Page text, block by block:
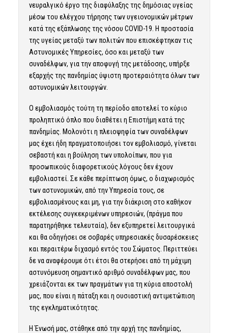
νευραλγικό έργο της διαφύλαξης της δημόσιας υγείας
μέσω του ελέγχου τήρησης των υγειονομικών μέτρων
κατά της εξάπλωσης της νόσου COVID-19. Η προστασία
της υγείας μεταξύ των πολιτών που επισκέφτηκαν τις
Αστυνομικές Υπηρεσίες, όσο και μεταξύ των
συναδέλφων, για την αποφυγή της μετάδοσης, υπήρξε
εξαρχής της πανδημίας ύψιστη προτεραιότητα όλων των
αστυνομικών λειτουργών.
Ο εμβολιασμός τούτη τη περίοδο αποτελεί το κύριο
προληπτικό όπλο που διαθέτει η Επιστήμη κατά της
πανδημίας. Μολονότι η πλειοψηφία των συναδέλφων
μας έχει ήδη πραγματοποιήσει τον εμβολιασμό, γίνεται
σεβαστή και η βούληση των υπολοίπων, που για
προσωπικούς διαφορετικούς λόγους δεν έχουν
εμβολιαστεί. Σε κάθε περίπτωση όμως, ο διαχωρισμός
των αστυνομικών, από την Υπηρεσία τους, σε
εμβολιασμένους και μη, για την διάκριση στο καθήκον
εκτέλεσης συγκεκριμένων υπηρεσιών, (πράγμα που
παρατηρήθηκε τελευταία), δεν εξυπηρετεί λειτουργικά
και θα οδηγήσει σε σοβαρές υπηρεσιακές δυσαρέσκειες
και περαιτέρω διχασμό εντός του Σώματος. Περιττεύει
δε να αναφέρουμε ότι έτσι θα στερήσει από τη μάχιμη
αστυνόμευση σημαντικό αριθμό συναδέλφων μας, που
χρειάζονται εκ των πραγμάτων για τη κύρια αποστολή
μας, που είναι η πάταξη και η ουσιαστική αντιμετώπιση
της εγκληματικότητας.
Η Ένωσή μας, στάθηκε από την αρχή της πανδημίας,